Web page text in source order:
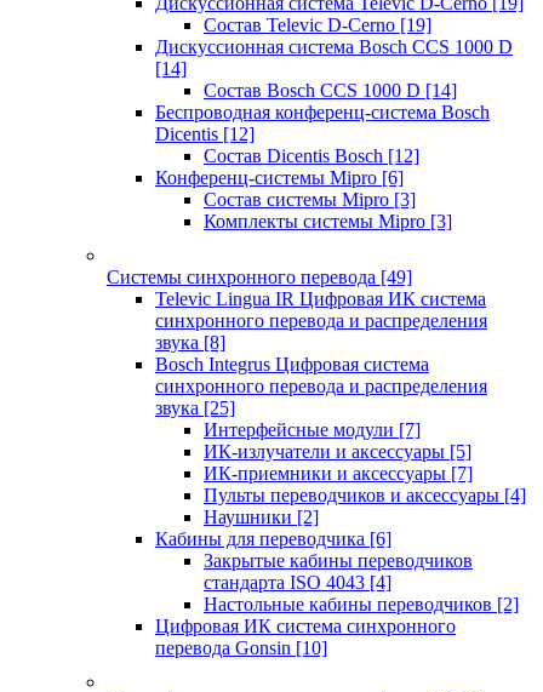
Состав Televic D-Cerno [19]
Дискуссионная система Bosch CCS 1000 D
[14]
Состав Bosch CCS 1000 D [14]
Беспроводная конференц-система Bosch
Dicentis [12]
Состав Dicentis Bosch [12]
Конференц-системы Mipro [6]
Состав системы Mipro [3]
Комплекты системы Mipro [3]
Системы синхронного перевода [49]
Televic Lingua IR Цифровая ИК система
синхронного перевода и распределения
звука [8]
Bosch Integrus Цифровая система
синхронного перевода и распределения
звука [25]
Интерфейсные модули [7]
ИК-излучатели и аксессуары [5]
ИК-приемники и аксессуары [7]
Пульты переводчиков и аксессуары [4]
Наушники [2]
Кабины для переводчика [6]
Закрытые кабины переводчиков
стандарта ISO 4043 [4]
Настольные кабины переводчиков [2]
Цифровая ИК система синхронного
перевода Gonsin [10]